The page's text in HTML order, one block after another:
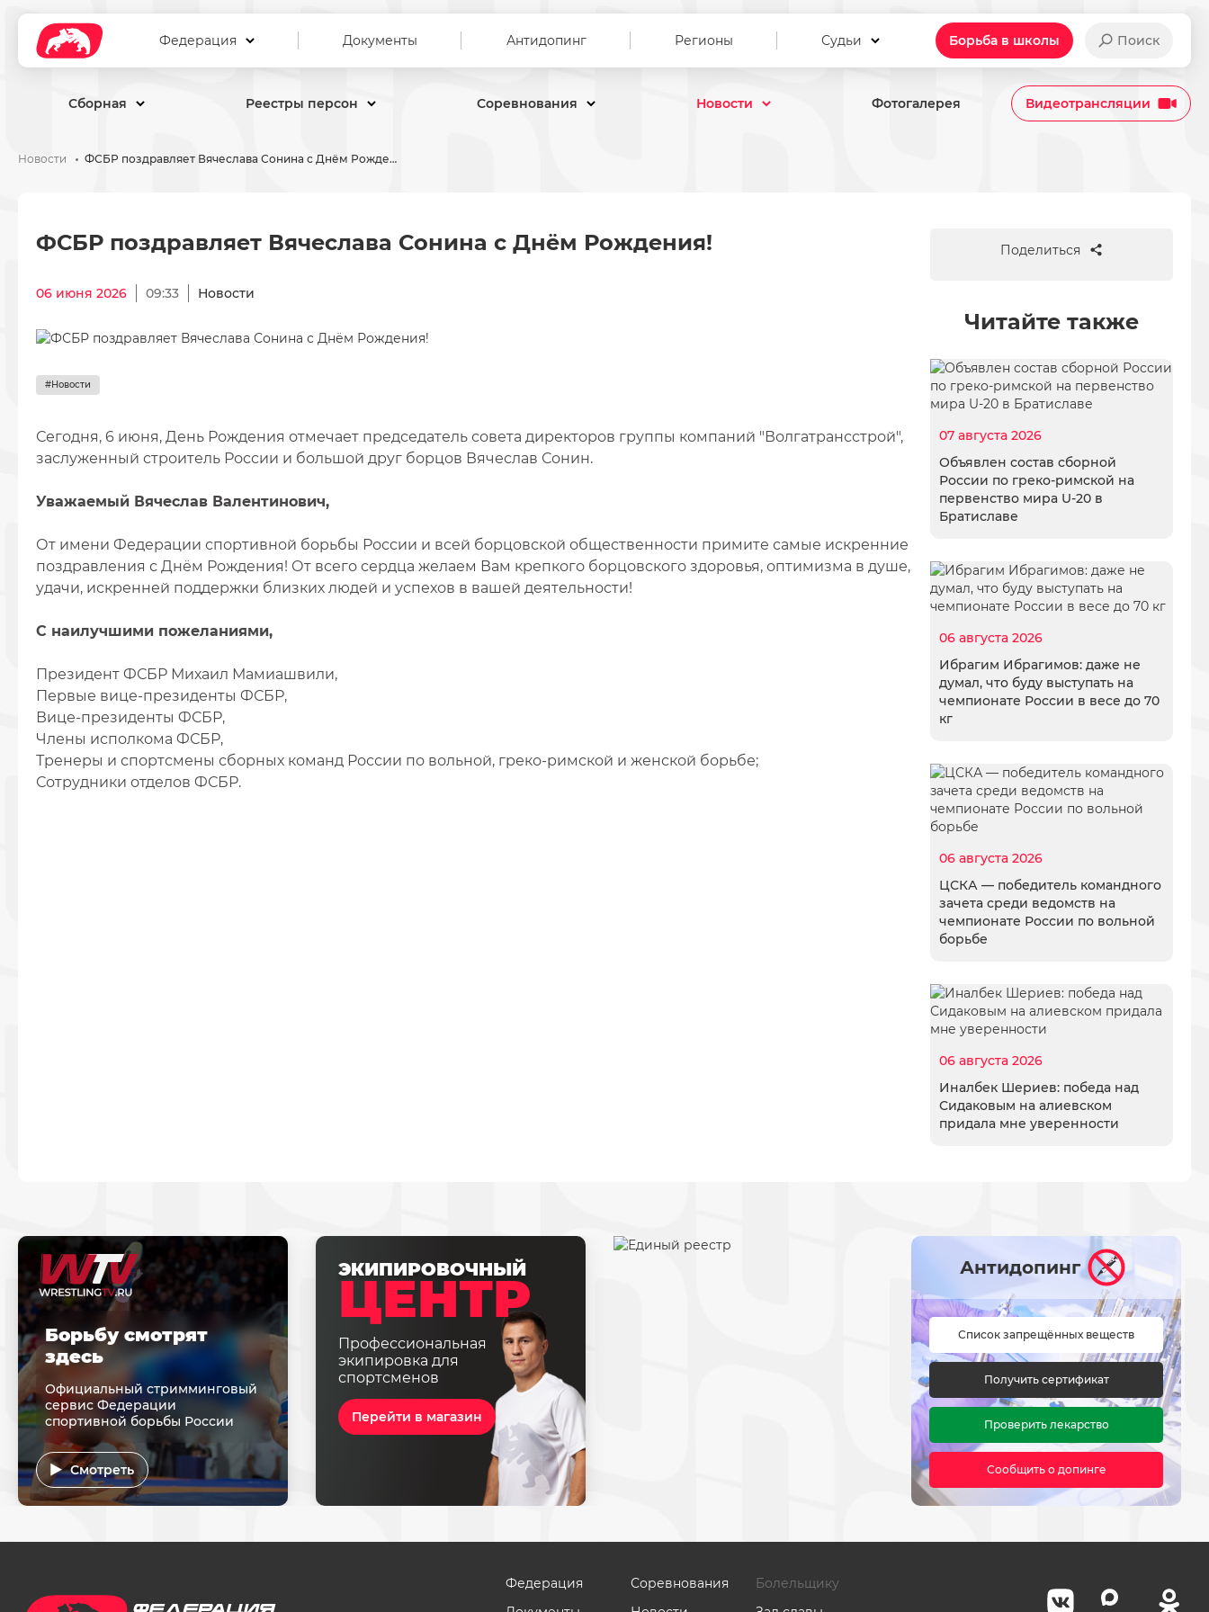
Федерация Документы Антидопинг Регионы Судьи Борьба в школы Поиск
Сборная Реестры персон Соревнования Новости Фотогалерея Видеотрансляции
Новости ФСБР поздравляет Вячеслава Сонина с Днём Рождения!
ФСБР поздравляет Вячеслава Сонина с Днём Рождения!
06 июня 2026 09:33 Новости
#Новости
Сегодня, 6 июня, День Рождения отмечает председатель совета директоров группы компаний "Волгатрансстрой",
заслуженный строитель России и большой друг борцов Вячеслав Сонин.
Уважаемый Вячеслав Валентинович,
От имени Федерации спортивной борьбы России и всей борцовской общественности примите самые искренние
поздравления с Днём Рождения! От всего сердца желаем Вам крепкого борцовского здоровья, оптимизма в душе,
удачи, искренней поддержки близких людей и успехов в вашей деятельности!
С наилучшими пожеланиями,
Президент ФСБР Михаил Мамиашвили,
Первые вице-президенты ФСБР,
Вице-президенты ФСБР,
Члены исполкома ФСБР,
Тренеры и спортсмены сборных команд России по вольной, греко-римской и женской борьбе;
Сотрудники отделов ФСБР.
Поделиться
Читайте также
07 августа 2026
Объявлен состав сборной
России по греко-римской на
первенство мира U-20 в
Братиславе
06 августа 2026
Ибрагим Ибрагимов: даже не
думал, что буду выступать на
чемпионате России в весе до 70
кг
06 августа 2026
ЦСКА — победитель командного
зачета среди ведомств на
чемпионате России по вольной
борьбе
06 августа 2026
Иналбек Шериев: победа над
Сидаковым на алиевском
придала мне уверенности
ЭКИПИРОВОЧНЫЙ
ЦЕНТР
Профессиональная
экипировка для
спортсменов
Перейти в магазин
Борьбу смотрят
здесь
Официальный стримминговый
сервис Федерации
спортивной борьбы России
Смотреть
Антидопинг
Список запрещённых веществ
Получить сертификат
Проверить лекарство
Сообщить о допинге
Федерация
Соревнования
Болельщику